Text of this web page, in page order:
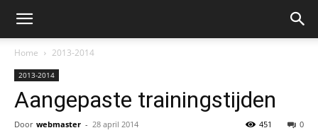
Home 2013-2014
2013-2014
Aangepaste trainingstijden
Door webmaster - 28 april 2014 0
451